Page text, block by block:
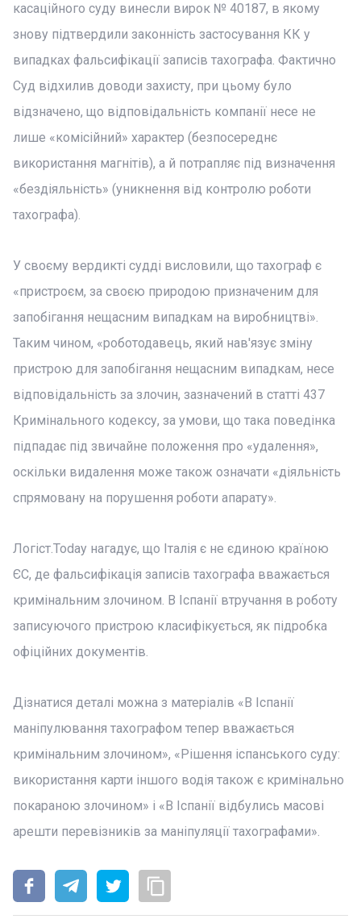
касаційного суду винесли вирок № 40187, в якому
знову підтвердили законність застосування КК у
випадках фальсифікації записів тахографа. Фактично
Суд відхилив доводи захисту, при цьому було
відзначено, що відповідальність компанії несе не
лише «комісійний» характер (безпосереднє
використання магнітів), а й потрапляє під визначення
«бездіяльність» (уникнення від контролю роботи
тахографа).
У своєму вердикті судді висловили, що тахограф є
«пристроєм, за своєю природою призначеним для
запобігання нещасним випадкам на виробництві».
Таким чином, «роботодавець, який нав'язує зміну
пристрою для запобігання нещасним випадкам, несе
відповідальність за злочин, зазначений в статті 437
Кримінального кодексу, за умови, що така поведінка
підпадає під звичайне положення про «удалення»,
оскільки видалення може також означати «діяльність
спрямовану на порушення роботи апарату».
Логіст.Today нагадує, що Італія є не єдиною країною
ЄС, де фальсифікація записів тахографа вважається
кримінальним злочином. В Іспанії втручання в роботу
записуючого пристрою класифікується, як підробка
офіційних документів.
Дізнатися деталі можна з матеріалів «В Іспанії
маніпулювання тахографом тепер вважається
кримінальним злочином», «Рішення іспанського суду:
використання карти іншого водія також є кримінально
покараною злочином» і «В Іспанії відбулись масові
арешти перевізників за маніпуляції тахографами».